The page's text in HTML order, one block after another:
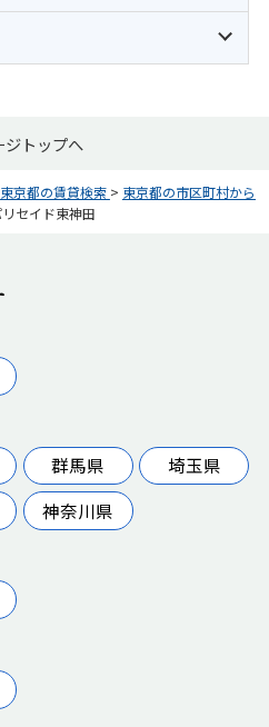
ジトップへ
東京都の賃貸検索 > 東京都の市区町村から
リセイド東神田
群馬県
埼玉県
神奈川県